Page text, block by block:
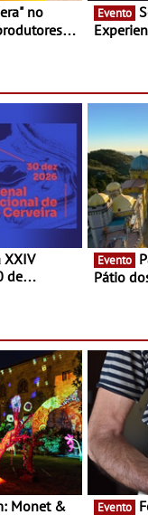
Evento
XXIV
de
Evento
Pátio
Evento